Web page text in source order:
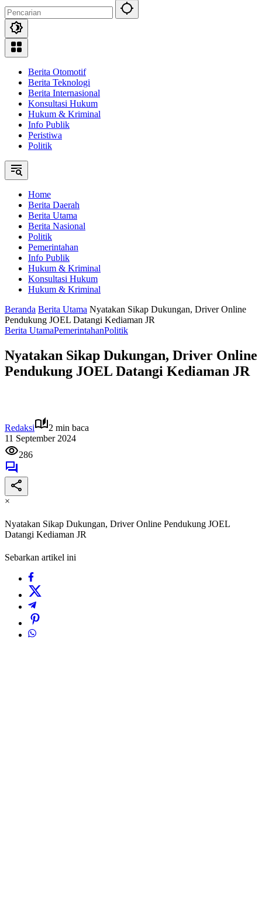
Berita Otomotif
Berita Teknologi
Berita Internasional
Konsultasi Hukum
Hukum & Kriminal
Info Publik
Peristiwa
Politik
Home
Berita Daerah
Berita Utama
Berita Nasional
Politik
Pemerintahan
Info Publik
Hukum & Kriminal
Konsultasi Hukum
Hukum & Kriminal
Beranda Berita Utama Nyatakan Sikap Dukungan, Driver Online
Pendukung JOEL Datangi Kediaman JR
Berita UtamaPemerintahanPolitik
Nyatakan Sikap Dukungan, Driver Online
Pendukung JOEL Datangi Kediaman JR
Redaksi
2 min baca
11 September 2024
286
×
Nyatakan Sikap Dukungan, Driver Online Pendukung JOEL
Datangi Kediaman JR
Sebarkan artikel ini